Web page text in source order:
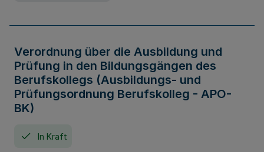
Verordnung über die Ausbildung und
Prüfung in den Bildungsgängen des
Berufskollegs (Ausbildungs- und
Prüfungsordnung Berufskolleg - APO-
BK)
In Kraft